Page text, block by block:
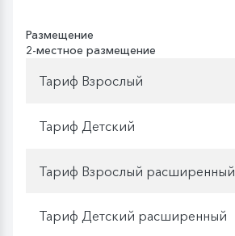
Размещение
2-местное размещение
Тариф Взрослый
Тариф Детский
Тариф Взрослый расширенный
Тариф Детский расширенный